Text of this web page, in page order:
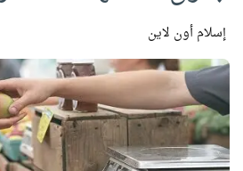
إسلام أون لاين